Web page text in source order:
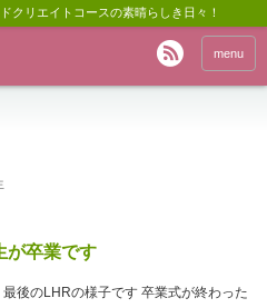
クリエイトコースの素晴らしき日々！
menu
卒業です
後のLHRの様子です 卒業式が終わった